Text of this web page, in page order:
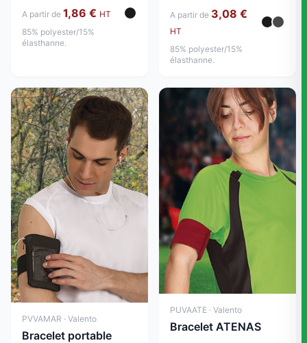
A partir de 1,86 € HT
85% polyester/15%
élasthanne.
A partir de 3,08 €
HT
85% polyester/15%
élasthanne.
PVVAMAR · Valento
Bracelet portable
PUVAATE · Valento
Bracelet ATENAS